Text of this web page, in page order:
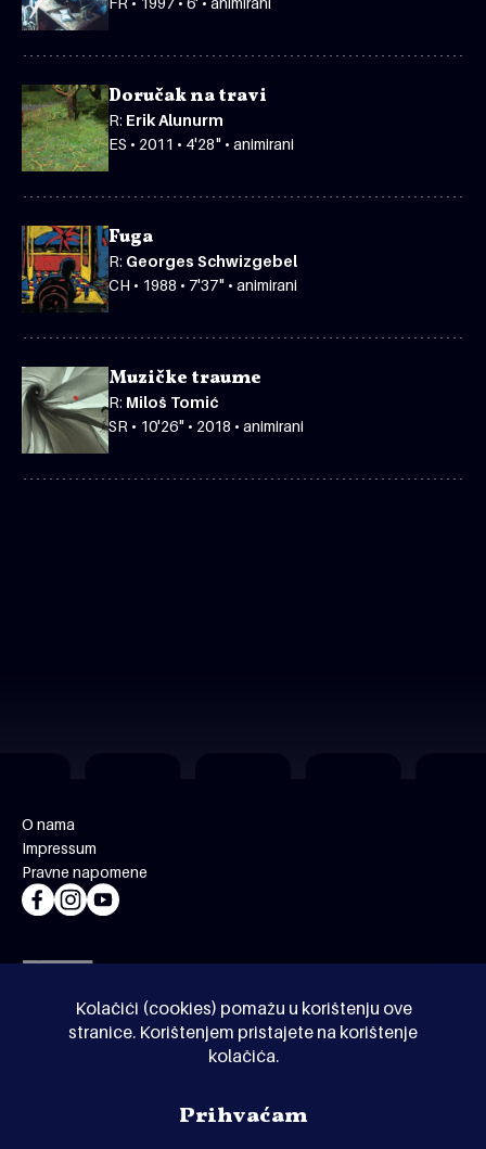
Kolačići (cookies) pomažu u korištenju ove
stranice. Korištenjem pristajete na korištenje
kolačića.
Prihvaćam
Doručak na travi
R: Erik Alunurm
ES • 2011 • 4'28" • animirani
Fuga
R: Georges Schwizgebel
CH • 1988 • 7'37" • animirani
Muzičke traume
R: Miloš Tomić
SR • 10'26" • 2018 • animirani
O nama
Impressum
Pravne napomene
© Kinoholik 2026. Kinoholik nije organizator programa.
Organizatori zadržavaju pravo izmjene programa.